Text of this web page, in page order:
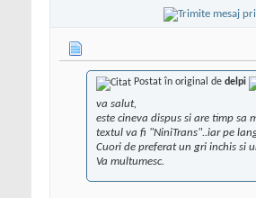
Postat în original de delpi
va salut,
este cineva dispus si are timp sa
textul va fi "NiniTrans"..iar pe
Cuori de preferat un gri inchis si
Va multumesc.